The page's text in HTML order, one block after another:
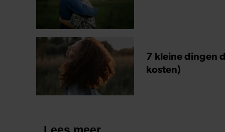
7 kleine dingen
kosten)